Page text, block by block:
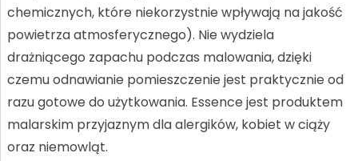
chemicznych, które niekorzystnie wpływają na jakość
powietrza atmosferycznego). Nie wydziela
drażniącego zapachu podczas malowania, dzięki
czemu odnawianie pomieszczenie jest praktycznie od
razu gotowe do użytkowania. Essence jest produktem
malarskim przyjaznym dla alergików, kobiet w ciąży
oraz niemowląt.